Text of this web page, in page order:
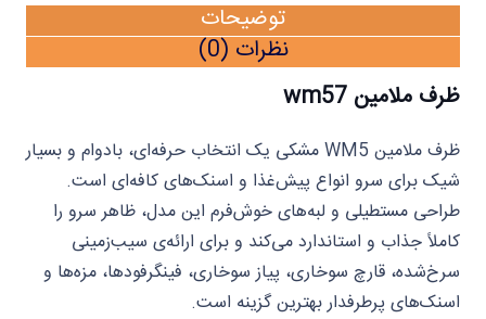
توضیحات
نظرات (0)
ظرف ملامین wm57
ظرف ملامین WM5 مشکی یک انتخاب حرفه‌ای، بادوام و بسیار
شیک برای سرو انواع پیش‌غذا و اسنک‌های کافه‌ای است.
طراحی مستطیلی و لبه‌های خوش‌فرم این مدل، ظاهر سرو را
کاملاً جذاب و استاندارد می‌کند و برای ارائه‌ی سیب‌زمینی
سرخ‌شده، قارچ سوخاری، پیاز سوخاری، فینگر‌فودها، مزه‌ها و
اسنک‌های پرطرفدار بهترین گزینه است.